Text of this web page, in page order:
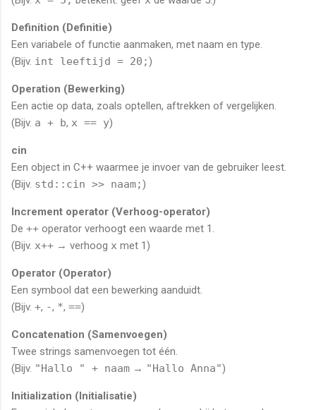
Definition (Definitie)
Een variabele of functie aanmaken, met naam en type.
(Bijv. int leeftijd = 20;)
Operation (Bewerking)
Een actie op data, zoals optellen, aftrekken of vergelijken.
(Bijv. a + b, x == y)
cin
Een object in C++ waarmee je invoer van de gebruiker leest.
(Bijv. std::cin >> naam;)
Increment operator (Verhoog-operator)
De ++ operator verhoogt een waarde met 1.
(Bijv. x++ → verhoog x met 1)
Operator (Operator)
Een symbool dat een bewerking aanduidt.
(Bijv. +, -, *, ==)
Concatenation (Samenvoegen)
Twee strings samenvoegen tot één.
(Bijv. "Hallo " + naam → "Hallo Anna")
Initialization (Initialisatie)